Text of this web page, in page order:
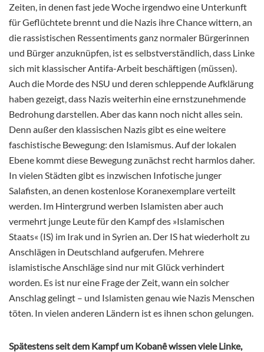
Zeiten, in denen fast jede Woche irgendwo eine Unterkunft
für Geflüchtete brennt und die Nazis ihre Chance wittern, an
die rassistischen Ressentiments ganz normaler Bürgerinnen
und Bürger anzuknüpfen, ist es selbstverständlich, dass Linke
sich mit klassischer Antifa-Arbeit beschäftigen (müssen).
Auch die Morde des NSU und deren schleppende Aufklärung
haben gezeigt, dass Nazis weiterhin eine ernstzunehmende
Bedrohung darstellen. Aber das kann noch nicht alles sein.
Denn außer den klassischen Nazis gibt es eine weitere
faschistische Bewegung: den Islamismus. Auf der lokalen
Ebene kommt diese Bewegung zunächst recht harmlos daher.
In vielen Städten gibt es inzwischen Infotische junger
Salafisten, an denen kostenlose Koranexemplare verteilt
werden. Im Hintergrund werben Islamisten aber auch
vermehrt junge Leute für den Kampf des »Islamischen
Staats« (IS) im Irak und in Syrien an. Der IS hat wiederholt zu
Anschlägen in Deutschland aufgerufen. Mehrere
islamistische Anschläge sind nur mit Glück verhindert
worden. Es ist nur eine Frage der Zeit, wann ein solcher
Anschlag gelingt – und Islamisten genau wie Nazis Menschen
töten. In vielen anderen Ländern ist es ihnen schon gelungen.
Spätestens seit dem Kampf um Kobanê wissen viele Linke,